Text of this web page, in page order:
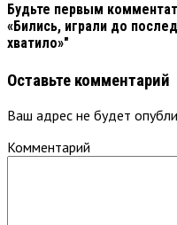
Будьте первым
«Бились, играли до
хватило»"
Оставьте комментарий
Ваш адрес не будет
Комментарий